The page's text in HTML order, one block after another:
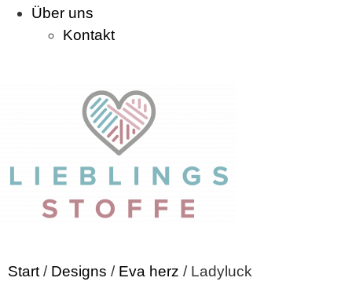
Über uns
Kontakt
Start / Designs / Eva herz / Ladyluck